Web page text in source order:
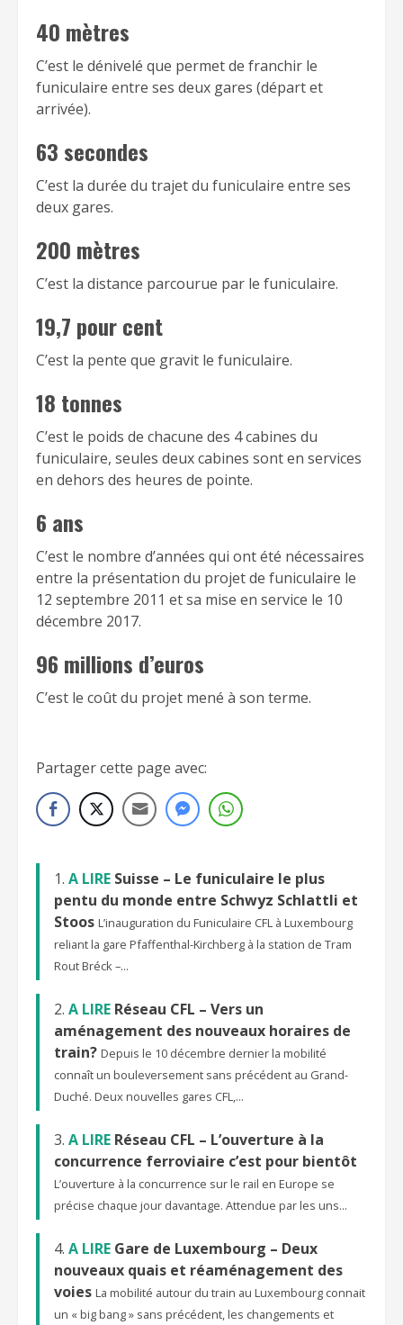
40 mètres
C’est le dénivelé que permet de franchir le
funiculaire entre ses deux gares (départ et
arrivée).
63 secondes
C’est la durée du trajet du funiculaire entre ses
deux gares.
200 mètres
C’est la distance parcourue par le funiculaire.
19,7 pour cent
C’est la pente que gravit le funiculaire.
18 tonnes
C’est le poids de chacune des 4 cabines du
funiculaire, seules deux cabines sont en services
en dehors des heures de pointe.
6 ans
C’est le nombre d’années qui ont été nécessaires
entre la présentation du projet de funiculaire le
12 septembre 2011 et sa mise en service le 10
décembre 2017.
96 millions d’euros
C’est le coût du projet mené à son terme.
Partager cette page avec:
A LIRE Suisse – Le funiculaire le plus
pentu du monde entre Schwyz Schlattli et
Stoos L’inauguration du Funiculaire CFL à Luxembourg
reliant la gare Pfaffenthal-Kirchberg à la station de Tram
Rout Bréck –...
A LIRE Réseau CFL – Vers un
aménagement des nouveaux horaires de
train? Depuis le 10 décembre dernier la mobilité
connaît un bouleversement sans précédent au Grand-
Duché. Deux nouvelles gares CFL,...
A LIRE Réseau CFL – L’ouverture à la
concurrence ferroviaire c’est pour bientôt
L’ouverture à la concurrence sur le rail en Europe se
précise chaque jour davantage. Attendue par les uns...
A LIRE Gare de Luxembourg – Deux
nouveaux quais et réaménagement des
voies La mobilité autour du train au Luxembourg connait
un « big bang » sans précédent, les changements et